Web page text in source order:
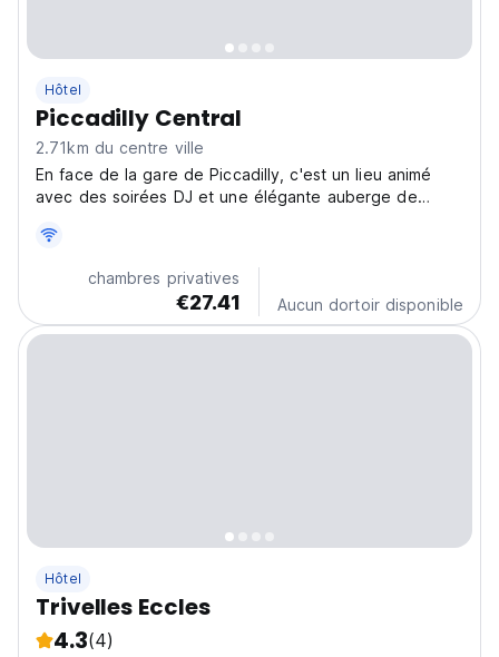
Hôtel
Piccadilly Central
2.71km du centre ville
En face de la gare de Piccadilly, c'est un lieu animé
avec des soirées DJ et une élégante auberge de
culture et la vie nocturne de Manchester. (Auto-
translated from original language)
chambres privatives
€27.41 Aucun dortoir disponible
Hôtel
Trivelles Eccles
4.3(4)